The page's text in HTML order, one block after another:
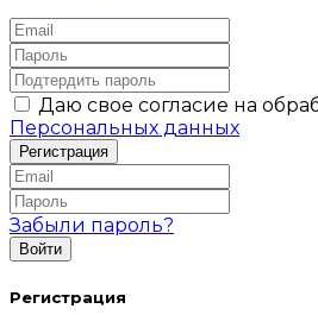
Даю свое согласие на
Персональных данных
Забыли пароль?
Регистрация